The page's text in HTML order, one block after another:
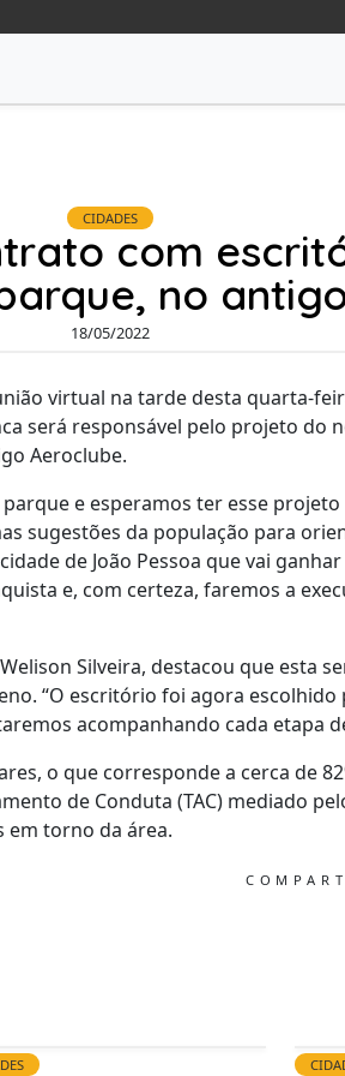
CIDADES
com
no
18/05/2022
virtual na tarde desta quarta-
será responsável pelo projeto do
Aeroclube.
e esperamos ter esse
sugestões da população para
de João Pessoa que vai
e, com certeza, faremos a
Silveira, destacou que esta
“O escritório foi agora escolhido
acompanhando cada etapa
o que corresponde a cerca de
de Conduta (TAC) mediado
em torno da área.